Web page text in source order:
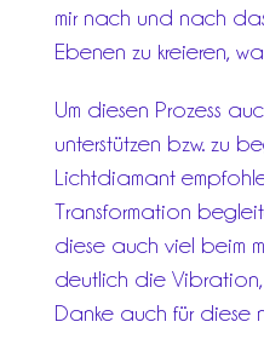
mir nach und nach
Ebenen zu kreieren,
Um diesen Prozess
unterstützen bzw. zu
Lichtdiamant
Transformation
diese auch viel beim
deutlich die
Danke auch für diese